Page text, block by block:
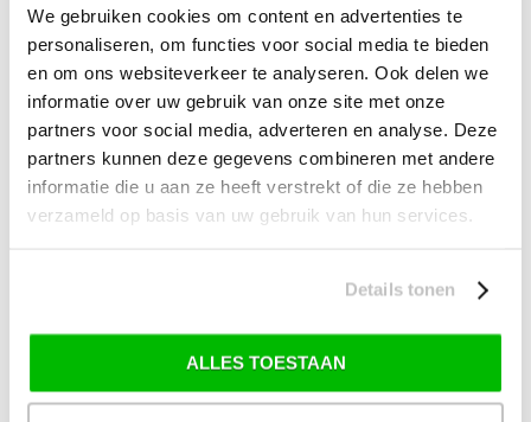
We gebruiken cookies om content en advertenties te
personaliseren, om functies voor social media te bieden
en om ons websiteverkeer te analyseren. Ook delen we
informatie over uw gebruik van onze site met onze
partners voor social media, adverteren en analyse. Deze
partners kunnen deze gegevens combineren met andere
informatie die u aan ze heeft verstrekt of die ze hebben
verzameld op basis van uw gebruik van hun services.
Details tonen
ALLES TOESTAAN
SALE Schaatsen
VERZENDKOSTEN: € 8,99
GEEN VERZENDKOSTEN BOVEN € 175,-
(bij verzending via Pakketdienst tot 10 kg)*
Levertijd: 2-4 werkdagen
Kijk hier voor de ruilen-retourneren procedure
Nieuw Buinen (Stadskanaal)
info@tevelde.nl